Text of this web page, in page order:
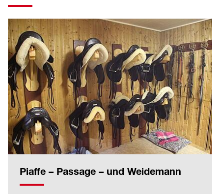
Piaffe – Passage – und Weidemann